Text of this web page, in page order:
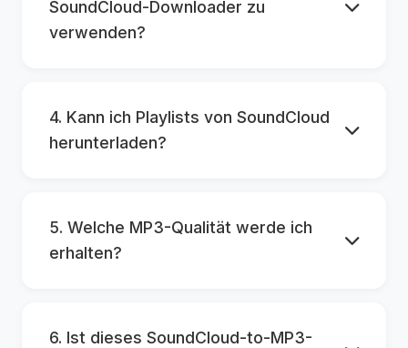
SoundCloud-Downloader zu
verwenden?
4. Kann ich Playlists von SoundCloud
herunterladen?
5. Welche MP3-Qualität werde ich
erhalten?
6. Ist dieses SoundCloud-to-MP3-